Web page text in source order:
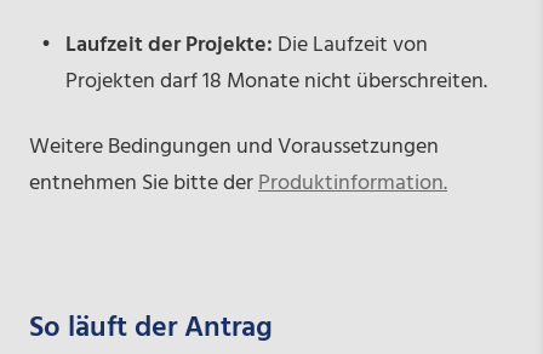
Laufzeit der Projekte: Die Laufzeit von
Projekten darf 18 Monate nicht überschreiten.
Weitere Bedingungen und Voraussetzungen
entnehmen Sie bitte derProduktinformation.
So läuft der Antrag